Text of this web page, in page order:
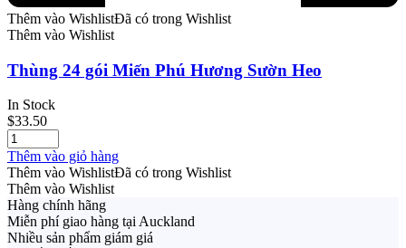
Thêm vào WishlistĐã có trong Wishlist
Thêm vào Wishlist
Thùng 24 gói Miến Phú Hương Sườn Heo
In Stock
$33.50
Thêm vào giỏ hàng
Thêm vào WishlistĐã có trong Wishlist
Thêm vào Wishlist
Hàng chính hãng
Miễn phí giao hàng tại Auckland
Nhiều sản phẩm giám giá